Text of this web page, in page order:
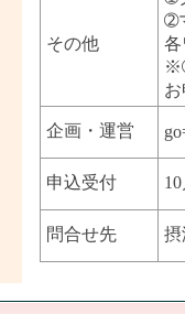
その他
➁
各
企画・運営
申込受付
問合せ先 摂